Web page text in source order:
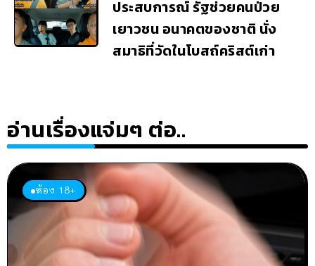
ประสบการณ์ รัฐช่วยคนป่วย
เยาวชน อนาคตของชาติ นั่ง
สมาธิที่วัดในโบสถ์คริสต์เก่า
อ่านเรื่องแจ่มๆ ต่อ..
ห้อง 18+